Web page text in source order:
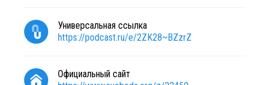
Универсальная ссылка
https://podcast.ru/e/2ZK28~BZzrZ
Официальный сайт